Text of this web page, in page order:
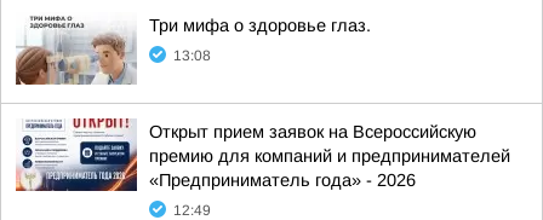
Три мифа о здоровье глаз.
13:08
Открыт прием заявок на Всероссийскую
премию для компаний и предпринимателей
«Предприниматель года» - 2026
12:49